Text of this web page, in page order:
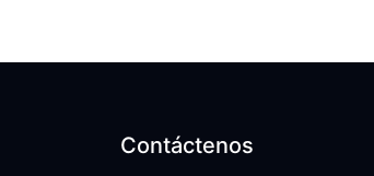
Contáctenos